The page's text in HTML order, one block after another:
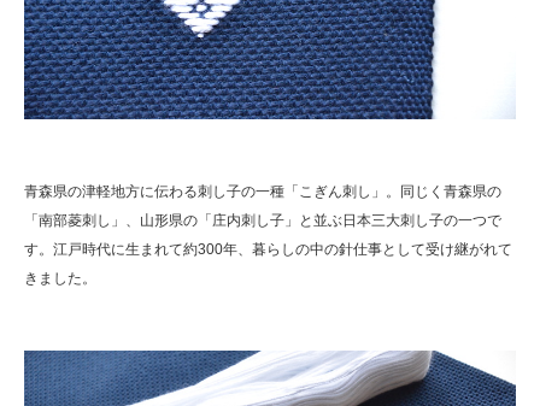
青森県の津軽地方に伝わる刺し子の一種「こぎん刺し」。同じく青森県の
「南部菱刺し」、山形県の「庄内刺し子」と並ぶ日本三大刺し子の一つで
す。江戸時代に生まれて約300年、暮らしの中の針仕事として受け継がれて
きました。